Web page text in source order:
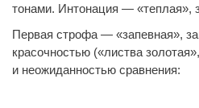
тонами. Интонация — «теплая»,
Первая строфа — «запевная»,
красочностью («листва
и неожиданностью сравнения: